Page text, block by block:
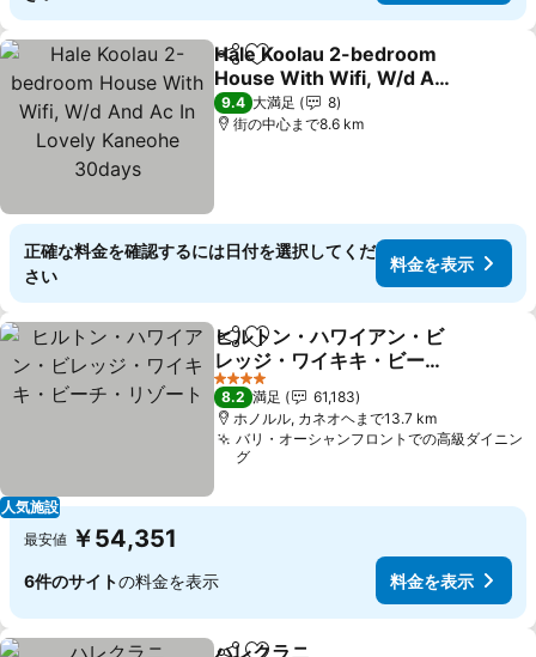
シェアお気に入りに追加
Hale Koolau 2-bedroom
House With Wifi, W/d And
Ac In Lovely Kaneohe
30days
料金を表示
9.4 大満足
8
街の中心まで8.6 km
正確な料金を確認するには日付を選択してくだ
さい
料金を表示
人気施設
シェアお気に入りに追加
ヒルトン・ハワイアン・ビ
レッジ・ワイキキ・ビー
チ・リゾート
料金を表示
4 ホテルのランク
8.2 満足
61,183
ホノルル, カネオヘまで13.7 km
バリ・オーシャンフロントでの高級ダイニン
グ
最安値 ￥54,351
6件のサイトの料金を表示 料金を表示
ハレクラニ